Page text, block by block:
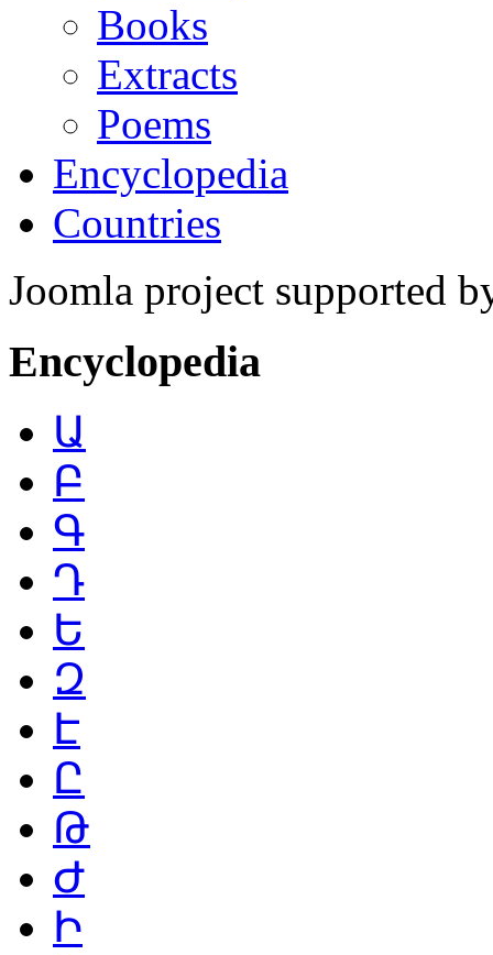
Books
Extracts
Poems
Encyclopedia
Countries
Joomla project supported
Encyclopedia
Ա
Բ
Գ
Դ
Ե
Զ
Է
Ը
Թ
Ժ
Ի